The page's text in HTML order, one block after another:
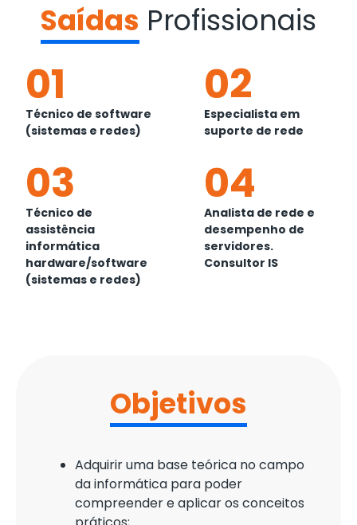
Saídas Profissionais
01
Técnico de software
(sistemas e redes)
02
Especialista em
suporte de rede
03
Técnico de
assistência
informática
hardware/software
(sistemas e redes)
04
Analista de rede e
desempenho de
servidores.
Consultor IS
Objetivos
Adquirir uma base teórica no campo
da informática para poder
compreender e aplicar os conceitos